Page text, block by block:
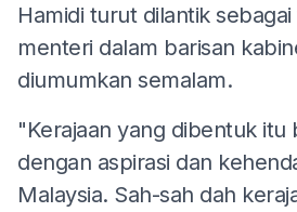
Hamidi turut dilantik
menteri dalam barisan
diumumkan semalam.
"Kerajaan yang dibentuk itu
dengan aspirasi dan
Malaysia. Sah-sah dah